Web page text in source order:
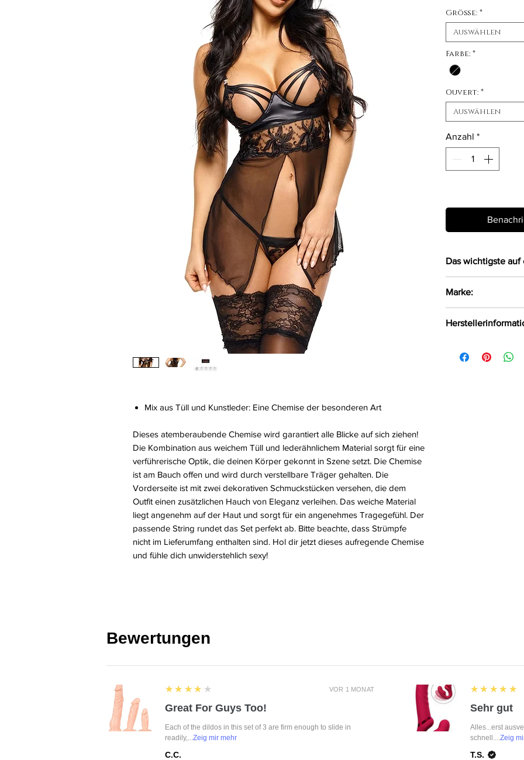
Mix aus Tüll und Kunstleder: Eine Chemise der besonderen Art
Dieses atemberaubende Chemise wird garantiert alle Blicke auf sich ziehen!
Die Kombination aus weichem Tüll und lederähnlichem Material sorgt für eine
verführerische Optik, die deinen Körper gekonnt in Szene setzt. Die Chemise
ist am Bauch offen und wird durch verstellbare Träger gehalten. Die
Vorderseite ist mit zwei dekorativen Schmuckstücken versehen, die dem
Outfit einen zusätzlichen Hauch von Eleganz verleihen. Das weiche Material
liegt angenehm auf der Haut und sorgt für ein angenehmes Tragegefühl. Der
passende String rundet das Set perfekt ab. Bitte beachte, dass Strümpfe
nicht im Lieferumfang enthalten sind. Hol dir jetzt dieses aufregende Chemise
und fühle dich unwiderstehlich sexy!
Größe: *
Auswählen
Farbe: *
Ouvert: *
Auswählen
Anzahl *
Das wichtigste auf
Mix aus
Material
Am Bauch ist
dekorativen
Marke:
Wielka, Polen, 42-
Bewertungen
VOR 1 MONAT
4
★★★★★
Great For Guys Too!
Each of the dildos in this set of 3 are firm enough to slide in
readily,...Zeig mir mehr
C.C.
5
★★★★★
Sehr gut
Alles...erst
schnell....Zeig
T.S.